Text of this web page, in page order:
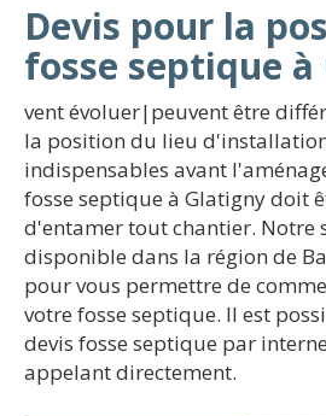
Devis pour la
fosse septique
vent évoluer|peuvent être
la position du lieu
indispensables avant
fosse septique à Glatigny doit
d'entamer tout chantier. Notre
disponible dans la région de
pour vous permettre de
votre fosse septique. Il est
devis fosse septique par
appelant directement.